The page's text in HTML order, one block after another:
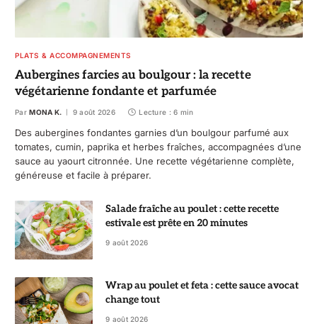
PLATS & ACCOMPAGNEMENTS
Aubergines farcies au boulgour : la recette
végétarienne fondante et parfumée
Par MONA K. 9 août 2026 Lecture : 6 min
Des aubergines fondantes garnies d’un boulgour parfumé aux
tomates, cumin, paprika et herbes fraîches, accompagnées d’une
sauce au yaourt citronnée. Une recette végétarienne complète,
généreuse et facile à préparer.
Salade fraîche au poulet : cette recette
estivale est prête en 20 minutes
9 août 2026
Wrap au poulet et feta : cette sauce avocat
change tout
9 août 2026